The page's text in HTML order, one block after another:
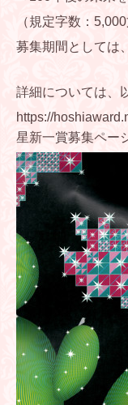
（規定字数：
募集期間としては
詳細については、
https://
星新一賞募集ペー